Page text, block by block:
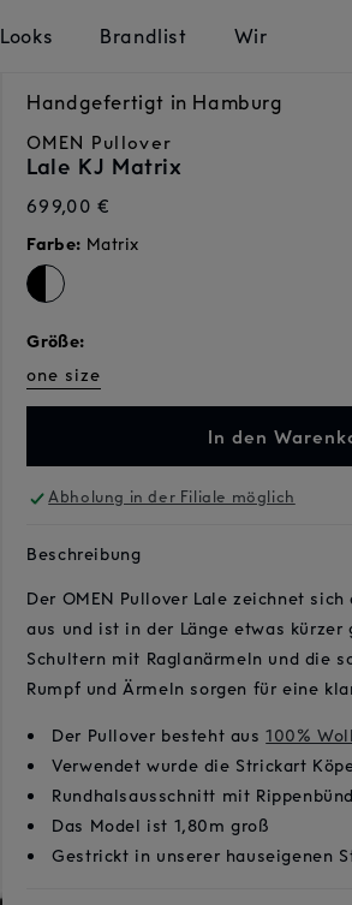
Looks Brandlist Wir
Handgefertigt in Hamburg
OMEN Pullover
Lale KJ Matrix
Normaler
699,00 €
Farbe: Matrix
Größe:
one size
In den
Abholung in der Filiale möglich
Beschreibung
Der OMEN Pullover Lale zeichnet
aus und ist in der Länge etwas
Schultern mit Raglanärmeln und die
Rumpf und Ärmeln sorgen für eine
Der Pullover besteht aus100%
Verwendet wurde die Strickart
Rundhalsausschnitt mit
Das Model ist 1,80m groß
Gestrickt in unserer hauseigenen